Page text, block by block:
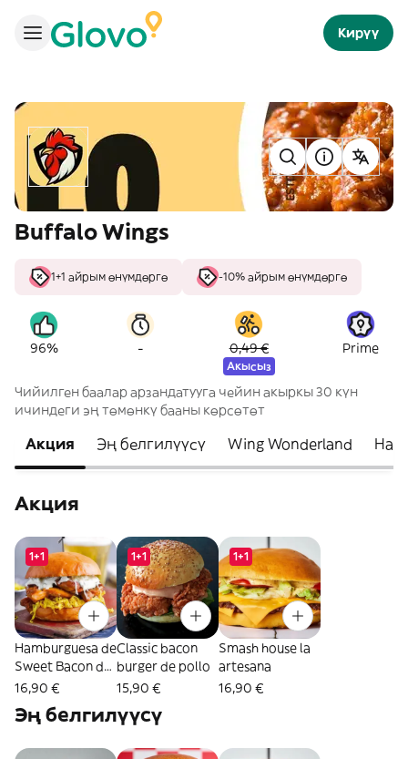
Кирүү
Buffalo Wings
1+1 айрым өнүмдөргө -10% айрым өнүмдөргө
96% - 0,49 €
Акысыз
Prime
Чийилген баалар арзандатууга чейин акыркы 30 күн
ичиндеги эң төмөнкү бааны көрсөтөт
Акция Эң белгилүүсү Wing Wonderland
Акция
1+1
Hamburguesa de
Sweet Bacon de
pollo
16,90 €
1+1
Classic bacon
burger de pollo
15,90 €
1+1
Smash house la
artesana
16,90 €
Эң белгилүүсү